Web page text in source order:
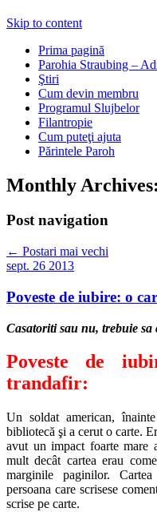
Skip to content
Prima pagină
Parohia Straubing –
Ştiri
Cum devin membru
Programul Slujbelor
Filantropie
Cum puteţi ajuta
Părintele Paroh
Monthly Archives:
Post navigation
← Postari mai vechi
sept. 26 2013
Poveste de iubire: o
Casatoriti sau nu, trebuie sa
Poveste de
trandafir:
Un soldat american,
bibliotecă şi a cerut o carte.
avut un impact foarte mare
mult decât cartea erau
marginile paginilor.
persoana care scrisese
scrise pe carte.